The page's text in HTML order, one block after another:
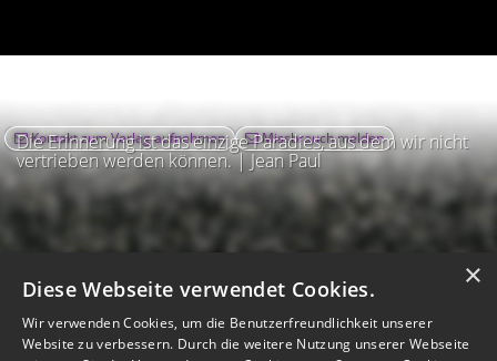
Die Erinnerung ist das einzige Paradies, aus dem wir nicht
vertrieben werden können. | Jean Paul
Kontakt zum Verlag aufnehmen Missbrauch melden
×
Diese Webseite verwendet Cookies.
Wir verwenden Cookies, um die Benutzerfreundlichkeit unserer
Website zu verbessern. Durch die weitere Nutzung unserer Webseite